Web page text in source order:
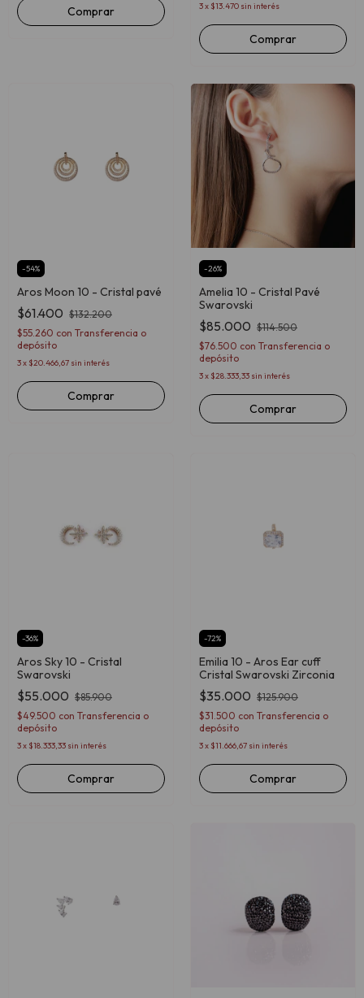
Comprar 3x $13.470 sin interés
-54%
Aros Moon 10 - Cristal pavé
$61.400 $132.200
$55.260 con Transferencia o
depósito
3x $20.466,67 sin interés
Comprar
-26%
Amelia 10 - Cristal Pavé
Swarovski
$85.000 $114.500
$76.500 con Transferencia o
depósito
3x $28.333,33 sin interés
Comprar
-36%
Aros Sky 10 - Cristal
Swarovski
$55.000 $85.900
$49.500 con Transferencia o
depósito
3x $18.333,33 sin interés
Comprar
-72%
Emilia 10 - Aros Ear cuff
Cristal Swarovski Zirconia
$35.000 $125.900
$31.500 con Transferencia o
depósito
3x $11.666,67 sin interés
Comprar